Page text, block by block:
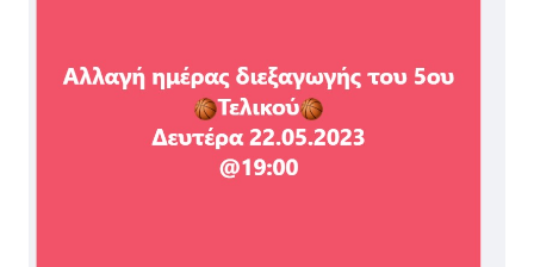
δουλειά στο γήπεδο και όλα πήγαν καλά».
Αν θα συνεχίσει στην ΑΕΚ:«Από τη στιγμή που
αναλαμβάνω μία δουλειά, μέχρι το τελευταίο
δευτερόλεπτο των υποχρεώσεων, δεν σκέφτομαι
τίποτα άλλο. Με την ΑΕΚ έχουμε συμφωνία για την